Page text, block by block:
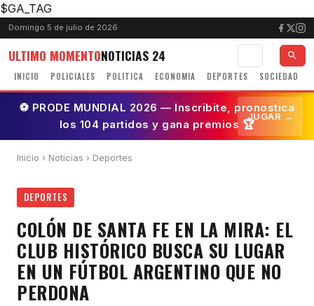
$GA_TAG
Domingo 5 de julio de 2026
ULTIMO MOMENTONOTICIAS 24
INICIO POLICIALES POLITICA ECONOMIA DEPORTES SOCIEDAD
⚽ PRODE MUNDIAL 2026 — Inscribite, pronostica
los 104 partidos y gana premios 🏆
JUGAR →
Inicio › Noticias › Deportes
DEPORTES
COLÓN DE SANTA FE EN LA MIRA: EL
CLUB HISTÓRICO BUSCA SU LUGAR
EN UN FÚTBOL ARGENTINO QUE NO
PERDONA